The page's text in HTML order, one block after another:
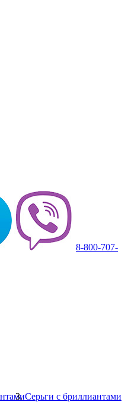
8-800-707-
Серьги с бриллиантами